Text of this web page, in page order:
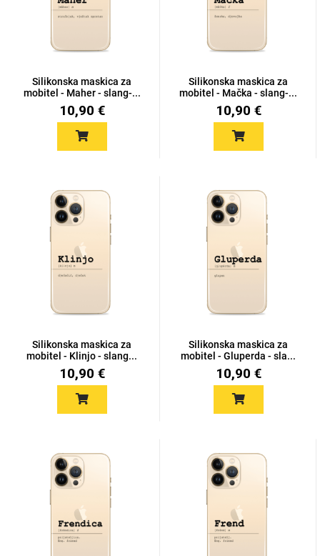
Silikonska maskica za
mobitel - Maher - slang-...
10,90 €
Silikonska maskica za
mobitel - Mačka - slang-...
10,90 €
Silikonska maskica za
mobitel - Klinjo - slang...
10,90 €
Silikonska maskica za
mobitel - Gluperda - sla...
10,90 €